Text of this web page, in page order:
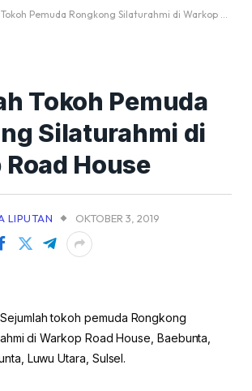
Pemuda Rongkong Silaturahmi di Warkop Road House
Tokoh Pemuda
Silaturahmi di
House
LIPUTAN
OKTOBER 3, 2019
tokoh pemuda Rongkong
di Warkop Road House, Baebunta,
Luwu Utara, Sulsel.